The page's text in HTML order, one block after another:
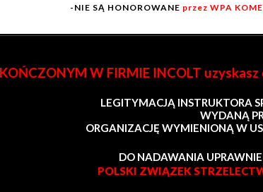
-NIE SĄ HONOROWANE przez WPA
W FIRMIE INCOLT
LEGITYMACJĄ INSTRUKTORA
WYDANĄ
ORGANIZACJĘ WYMIENIONĄ W
DO NADAWANIA
POLSKI ZWIĄZEK